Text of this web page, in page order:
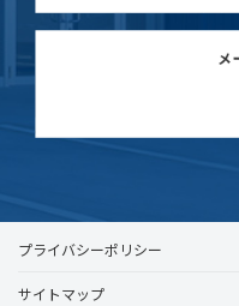
プライバシーポリシー
サイトマップ